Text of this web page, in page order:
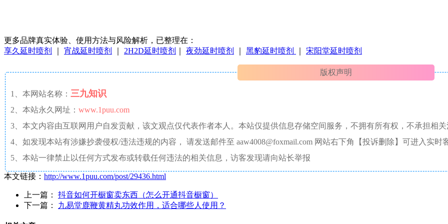
更多品牌真实体验、使用方法与风险解析，已整理在：
享久延时喷剂
宵战延时喷剂 2H2D延时喷剂 夜劲延时喷剂 黑豹延时喷剂 宋阳堂延时喷剂
版权声明
1、本网站名称： 三九知识
2、本站永久网址： www.1puu.com
3、本文内容由互联网用户自发贡献，该文观点仅代表作者本人。本站仅提供信息存储空间服务，不拥有所有权，不承担相
4、如发现本站有涉嫌抄袭侵权/违法违规的内容， 请发送邮件至 aaw4008@foxmail.com 网站右下角【投诉删除】可进入实时
5、本站一律禁止以任何方式发布或转载任何违法的相关信息，访客发现请向站长举报
本文链接： http://www.1puu.com/post/29436.html
上一篇： 抖音如何开橱窗卖东西（怎么开通抖音橱窗）
下一篇： 九易堂鹿鞭黄精丸功效作用，适合哪些人使用？